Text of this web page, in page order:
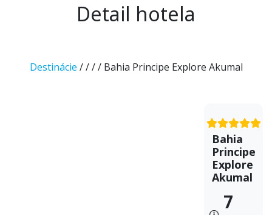
Detail hotela
Destinácie //// Bahia Principe Explore Akumal
Bahia
Principe
Explore
Akumal
7